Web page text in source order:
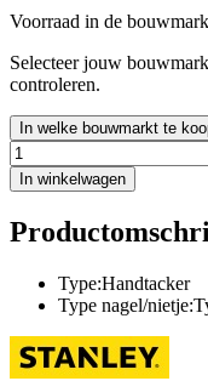
Voorraad in de
Selecteer jouw
controleren.
In welke bouwmarkt te
In winkelwagen
Type:Handtacker
Type nagel/